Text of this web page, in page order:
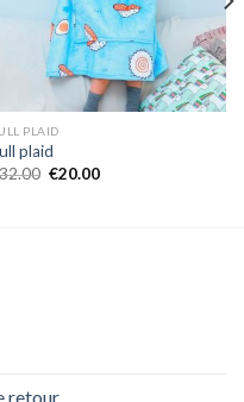
PLAID
plaid
€20.00
retour